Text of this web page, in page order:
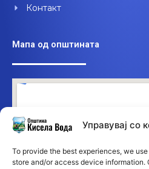
Управувај со
To provide the best experiences, we
store and/or access device information.
Контакт
Мапа од општината